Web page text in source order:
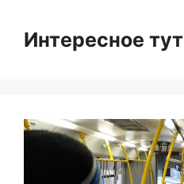
contentИнтересное тут